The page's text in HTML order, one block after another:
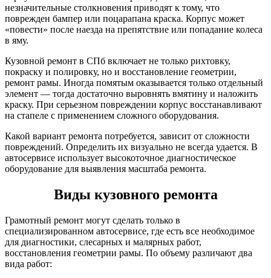
незначительные столкновения приводят к тому, что
поврежден бампер или поцарапана краска. Корпус может
«повести» после наезда на препятствие или попадание колеса
в яму.
Кузовной ремонт в СПб включает не только рихтовку,
покраску и полировку, но и восстановление геометрии,
ремонт рамы. Иногда помятым оказывается только отдельный
элемент — тогда достаточно выровнять вмятину и наложить
краску. При серьезном повреждении корпус восстанавливают
на стапеле с применением сложного оборудования.
Какой вариант ремонта потребуется, зависит от сложности
повреждений. Определить их визуально не всегда удается. В
автосервисе использует высокоточное диагностическое
оборудование для выявления масштаба ремонта.
Виды кузовного ремонта
Грамотный ремонт могут сделать только в
специализированном автосервисе, где есть все необходимое
для диагностики, слесарных и малярных работ,
восстановления геометрии рамы. По объему различают два
вида работ: